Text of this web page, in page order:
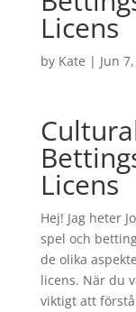
Licens
by Kate | Jun
Licens
Hej! Jag heter
spel och
de olika
licens. När du
viktigt att